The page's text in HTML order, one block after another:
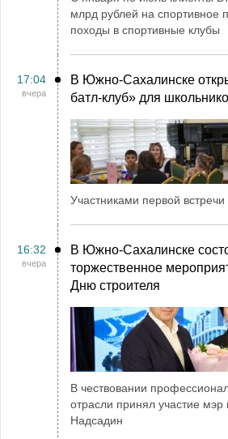
млрд рублей на спортивное
походы в спортивные клубы
17:04
вчера
В Южно-Сахалинске
батл-клуб» для
Участниками первой
16:32
вчера
В Южно-Сахалинске
торжественное
Дню строителя
В чествовании
отрасли принял участие мэр
Надсадин